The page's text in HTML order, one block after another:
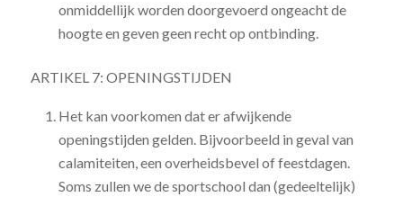
onmiddellijk worden doorgevoerd ongeacht de
hoogte en geven geen recht op ontbinding.
ARTIKEL 7: OPENINGSTIJDEN
Het kan voorkomen dat er afwijkende
openingstijden gelden. Bijvoorbeeld in geval van
calamiteiten, een overheidsbevel of feestdagen.
Soms zullen we de sportschool dan (gedeeltelijk)